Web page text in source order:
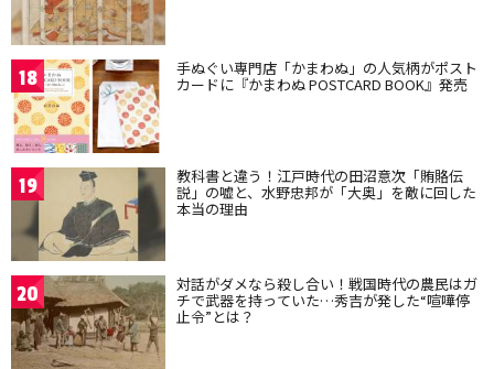
18 手ぬぐい専門店「かまわぬ」の人気柄がポスト
カードに『かまわぬ POSTCARD BOOK』発売
19 教科書と違う！江戸時代の田沼意次「賄賂伝
説」の嘘と、水野忠邦が「大奥」を敵に回した
本当の理由
20 対話がダメなら殺し合い！戦国時代の農民はガ
チで武器を持っていた…秀吉が発した“喧嘩停
止令”とは？